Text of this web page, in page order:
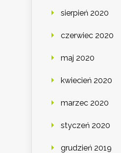
sierpień 2020
czerwiec 2020
maj 2020
kwiecień 2020
marzec 2020
styczeń 2020
grudzień 2019